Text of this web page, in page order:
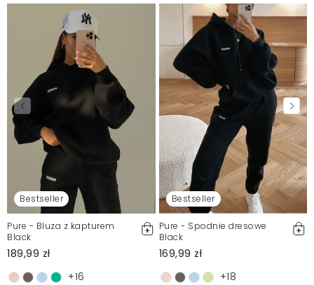
Bestseller
Pure - Bluza z kapturem
Black
189,99 zł
+16
Bestseller
Pure - Spodnie dresowe
Black
169,99 zł
+18